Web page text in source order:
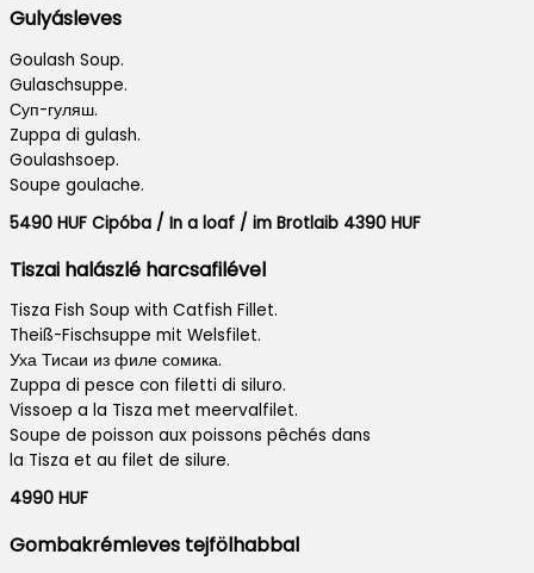
Gulyásleves
Goulash Soup.
Gulaschsuppe.
Суп-гуляш.
Zuppa di gulash.
Goulashsoep.
Soupe goulache.
5490 HUF Cipóba / In a loaf / im Brotlaib 4390 HUF
Tiszai halászlé harcsafilével
Tisza Fish Soup with Catfish Fillet.
Theiß-Fischsuppe mit Welsfilet.
Уха Тисаи из филе сомика.
Zuppa di pesce con filetti di siluro.
Vissoep a la Tisza met meervalfilet.
Soupe de poisson aux poissons pêchés dans
la Tisza et au filet de silure.
4990 HUF
Gombakrémleves tejfölhabbal